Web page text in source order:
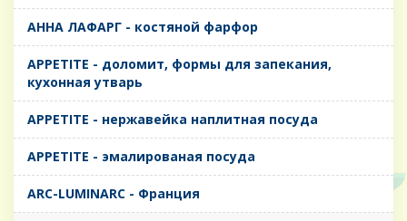
AHHA ЛАФАРГ - костяной фарфор
APPETITE - доломит, формы для запекания,
кухонная утварь
APPETITE - нержавейка наплитная посуда
APPETITE - эмалированая посуда
ARC-LUMINARC - Франция